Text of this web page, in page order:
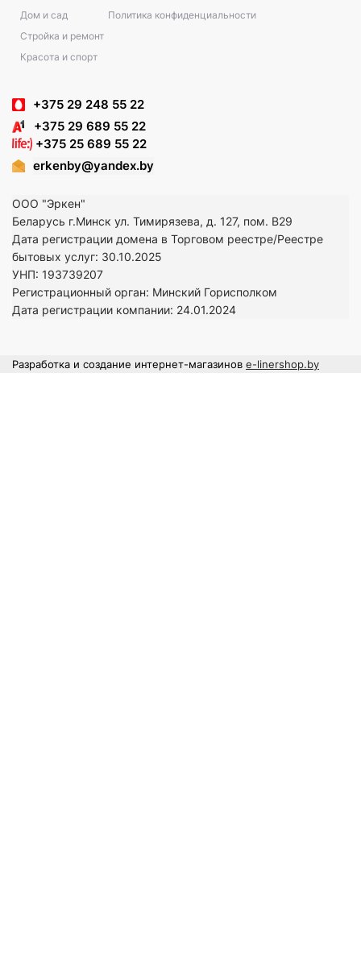
Дом и сад
Стройка и ремонт
Красота и спорт
Политика конфиденциальности
+375 29 248 55 22
+375 29 689 55 22
+375 25 689 55 22
erkenby@yandex.by
ООО "Эркен"
Беларусь г.Минск ул. Тимирязева, д. 127, пом. В29
Дата регистрации домена в Торговом реестре/Реестре
бытовых услуг: 30.10.2025
УНП: 193739207
Регистрационный орган: Минский Горисполком
Дата регистрации компании: 24.01.2024
Разработка и создание интернет-магазинов e-linershop.by